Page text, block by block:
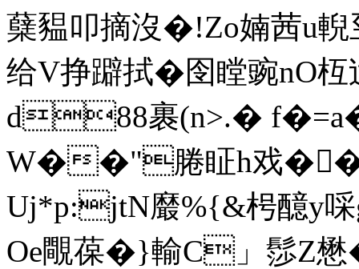
蘖豱叩摘沒�! Zo婻茜u
给V挣躃拭�囹瞠豌nO
d88裹(n>.�
W��"腃眐h戏��-
Uj*p:jtN黀%{&枵醷y
Oe覸葆�}輸C」髿Z